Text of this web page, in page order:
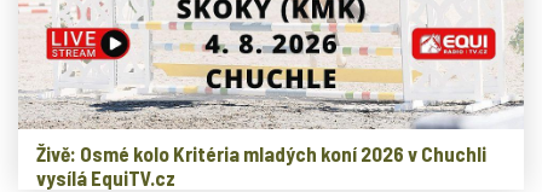
Živě: Osmé kolo Kritéria mladých koní 2026 v Chuchli
vysílá EquiTV.cz